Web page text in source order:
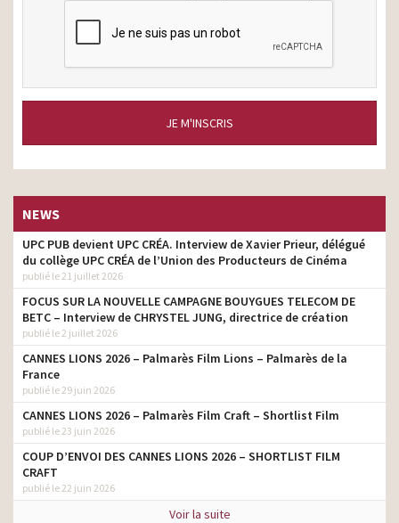
JE M'INSCRIS
NEWS
UPC PUB devient UPC CRÉA. Interview de Xavier Prieur, délégué
du collège UPC CRÉA de l’Union des Producteurs de Cinéma
publié le 21 juillet 2026
FOCUS SUR LA NOUVELLE CAMPAGNE BOUYGUES TELECOM DE
BETC – Interview de CHRYSTEL JUNG, directrice de création
publié le 2 juillet 2026
CANNES LIONS 2026 – Palmarès Film Lions – Palmarès de la
France
publié le 29 juin 2026
CANNES LIONS 2026 – Palmarès Film Craft – Shortlist Film
publié le 23 juin 2026
COUP D’ENVOI DES CANNES LIONS 2026 – SHORTLIST FILM
CRAFT
publié le 22 juin 2026
Voir la suite